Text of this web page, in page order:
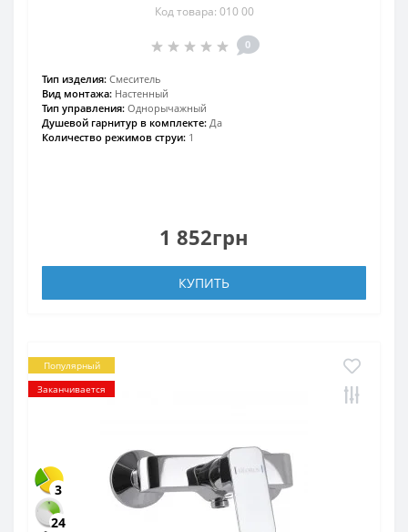
Код товара: 010 00
0
Тип изделия: Смеситель
Вид монтажа: Настенный
Тип управления: Однорычажный
Душевой гарнитур в комплекте: Да
Количество режимов струи: 1
1 852грн
КУПИТЬ
Популярный
Заканчивается
3
24